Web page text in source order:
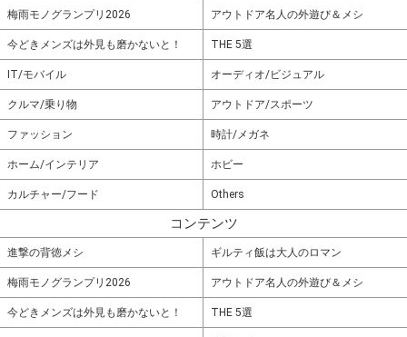
梅雨モノグランプリ2026 アウトドア名人の外遊び＆メシ
今どきメンズは外見も磨かないと！ THE 5選
IT/モバイル オーディオ/ビジュアル
クルマ/乗り物 アウトドア/スポーツ
ファッション 時計/メガネ
ホーム/インテリア ホビー
カルチャー/フード Others
コンテンツ
進撃の背徳メシ ギルティ飯は大人のロマン
梅雨モノグランプリ2026 アウトドア名人の外遊び＆メシ
今どきメンズは外見も磨かないと！ THE 5選